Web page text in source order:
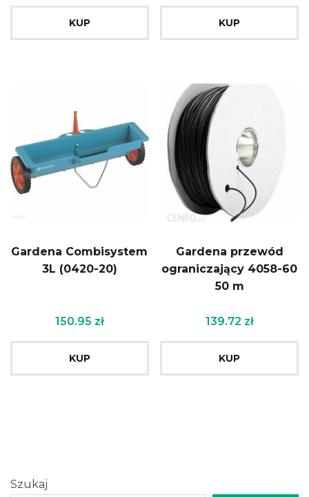
KUP KUP
Gardena Combisystem
3L (0420-20)
150.95 zł
KUP
Gardena przewód
ograniczający 4058-60
50 m
139.72 zł
KUP
Szukaj